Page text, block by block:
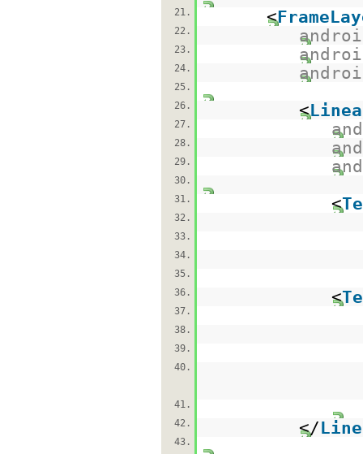
21.
<
22.
23.
24.
25.
26.
<
27.
28.
29.
30.
31.
<
32.
33.
34.
35.
36.
<
37.
38.
39.
40.
41.
42.
</
43.